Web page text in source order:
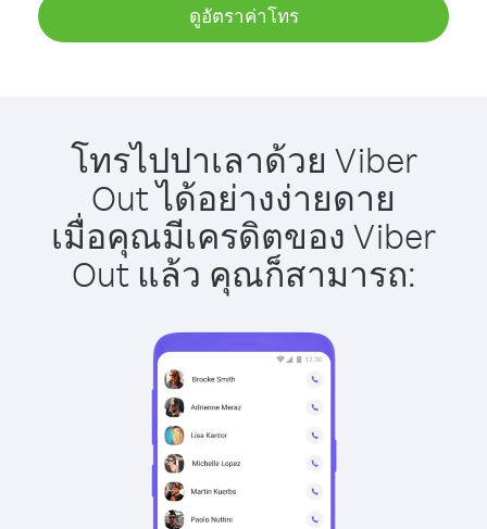
ดูอัตราค่าโทร
โทรไปปาเลาด้วย Viber
Out ได้อย่างง่ายดาย
เมื่อคุณมีเครดิตของ Viber
Out แล้ว คุณก็สามารถ: